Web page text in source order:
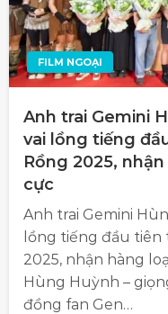
FILM NGOẠI
Anh trai Gemini
vai lồng tiếng
Rồng 2025,
cực
Anh trai Gemini
lồng tiếng đầu tiên
2025, nhận hàng
Hùng Huỳnh –
đồng fan Gen…